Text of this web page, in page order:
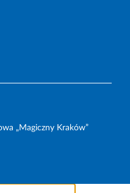
„Magiczny Kraków”